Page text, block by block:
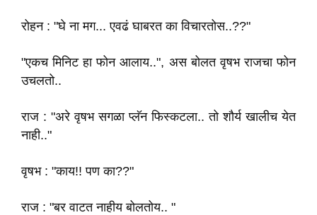
रोहन : "घे ना मग... एवढं घाबरत का विचारतोस..??"
"एकच मिनिट हा फोन आलाय..", अस बोलत वृषभ राजचा फोन
उचलतो..
राज : "अरे वृषभ सगळा प्लॅन फिस्कटला.. तो शौर्य खालीच येत
नाही.."
वृषभ : "काय!! पण का??"
राज : "बर वाटत नाहीय बोलतोय.. "